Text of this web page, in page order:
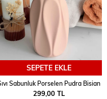
SEPETE EKLE
Sabunluk Porselen Pudra Bisian
299,00 TL